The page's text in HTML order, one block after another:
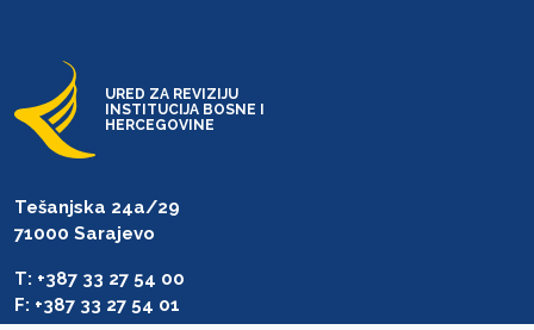
URED ZA REVIZIJU
INSTITUCIJA BOSNE I
HERCEGOVINE
Tešanjska 24a/29
71000 Sarajevo
T: +387 33 27 54 00
F: +387 33 27 54 01